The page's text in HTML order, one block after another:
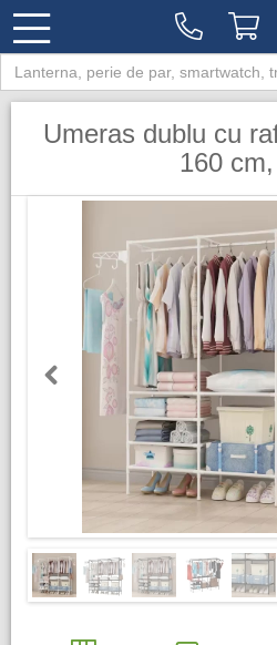
Umeras dublu cu
160
Previous